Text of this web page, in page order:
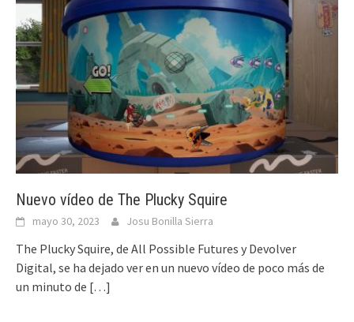
Nuevo vídeo de The Plucky Squire
mayo 30, 2023 Josu Bonilla Sierra
The Plucky Squire, de All Possible Futures y Devolver
Digital, se ha dejado ver en un nuevo vídeo de poco más de
un minuto de […]